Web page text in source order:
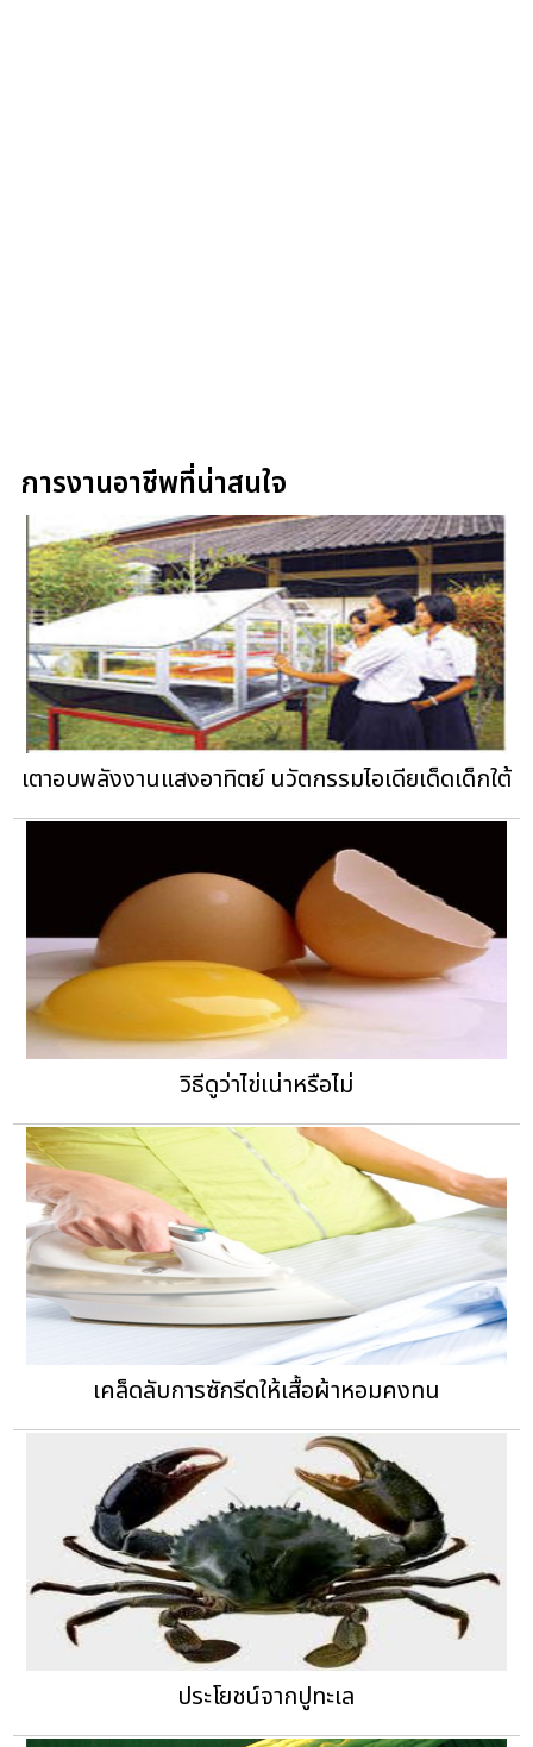
การงานอาชีพที่น่าสนใจ
เตาอบพลังงานแสงอาทิตย์ นวัตกรรมไอเดียเด็ดเด็กใต้
วิธีดูว่าไข่เน่าหรือไม่
เคล็ดลับการซักรีดให้เสื้อผ้าหอมคงทน
ประโยชน์จากปูทะเล